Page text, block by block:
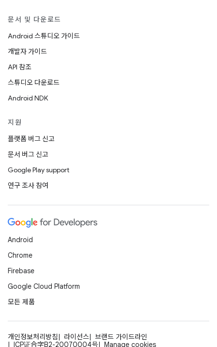
문서 및 다운로드
Android 스튜디오 가이드
개발자 가이드
API 참조
스튜디오 다운로드
Android NDK
지원
플랫폼 버그 신고
문서 버그 신고
Google Play support
연구 조사 참여
Android
Chrome
Firebase
Google Cloud Platform
모든 제품
개인정보처리방침 라이선스
브랜드 가이드라인
ICP证合字B2-20070004号
Manage cookies